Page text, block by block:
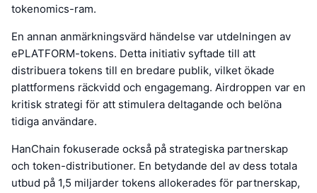
tokenomics-ram.
En annan anmärkningsvärd händelse var utdelningen av
ePLATFORM-tokens. Detta initiativ syftade till att
distribuera tokens till en bredare publik, vilket ökade
plattformens räckvidd och engagemang. Airdroppen var en
kritisk strategi för att stimulera deltagande och belöna
tidiga användare.
HanChain fokuserade också på strategiska partnerskap
och token-distributioner. En betydande del av dess totala
utbud på 1,5 miljarder tokens allokerades för partnerskap,